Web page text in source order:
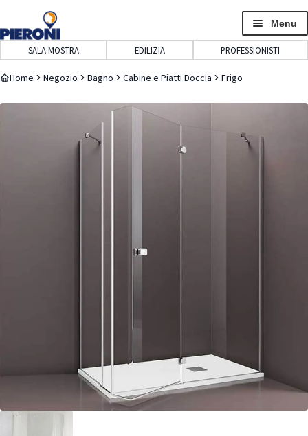
navigazione
contenuto
Menu
SALA MOSTRA EDILIZIA PROFESSIONISTI
Home Negozio Bagno Cabine e Piatti Doccia Frigo